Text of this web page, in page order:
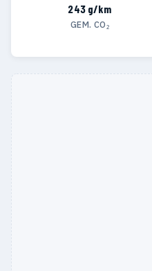
243 g/km
GEM. CO₂